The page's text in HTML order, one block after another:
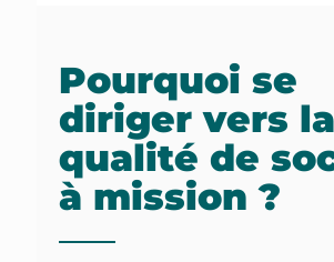
Pourquoi se
diriger vers la
qualité de
à mission ?